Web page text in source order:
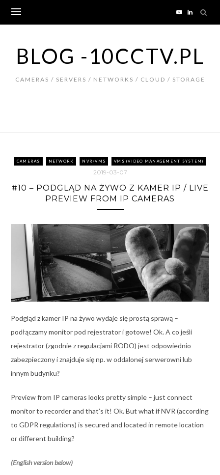
content
BLOG -10CCTV.PL
CAMERAS / SERVERS / NETWORKS / CLOUD / STORAGE
CAMERAS NETWORK NVR/VMS VMS (VIDEO MANAGEMENT SYSTEM)
2019-03-07
#10 – PODGLĄD NA ŻYWO Z KAMER IP / LIVE
PREVIEW FROM IP CAMERAS
Podgląd z kamer IP na żywo wydaje się prostą sprawą –
podłączamy monitor pod rejestrator i gotowe! Ok. A co jeśli
rejestrator (zgodnie z regulacjami RODO) jest odpowiednio
zabezpieczony i znajduje się np. w oddalonej serwerowni lub
innym budynku?
Preview from IP cameras looks pretty simple – just connect
monitor to recorder and that’s it! Ok. But what if NVR (according
to GDPR regulations) is secured and located in remote location
or different building?
(English version below)